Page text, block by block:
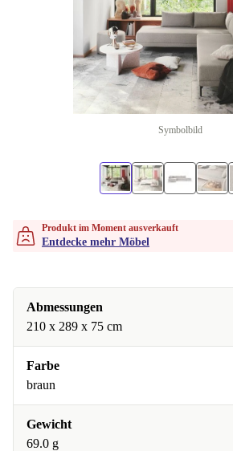
Symbolbild
Produkt im Moment ausverkauft
Entdecke mehr Möbel
Abmessungen
210 x 289 x 75 cm
Farbe
braun
Gewicht
69.0 g